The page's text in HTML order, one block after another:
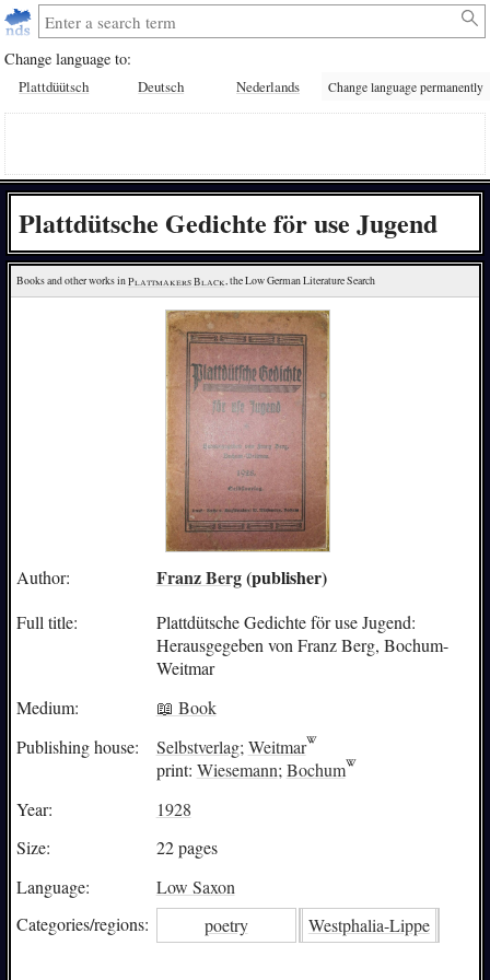
Change language to:
Plattdüütsch Deutsch Nederlands Change language permanently
Plattdütsche Gedichte för use Jugend
Books and other works in Plattmakers Black, the Low German Literature Search
Author: Franz Berg(publisher)
Full title:
Plattdütsche Gedichte för use Jugend:
Herausgegeben von Franz Berg, Bochum-
Weitmar
Medium:
📖 Book
Publishing house:
Selbstverlag; Weitmar
print: Wiesemann; Bochum
Year:
1928
Size:
22 pages
Language:
Low Saxon
Categories/regions: poetry Westphalia-Lippe